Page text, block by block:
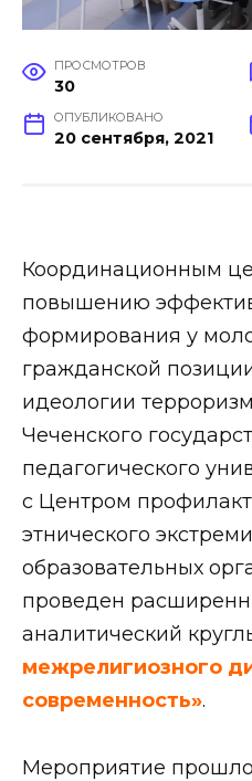
ПРОСМОТРОВ
30
ОПУБЛИКОВАНО
20 сентября, 2021
Координационным
повышению
формирования у
гражданской
идеологии
Чеченского
педагогического
с Центром
этнического
образовательных
проведен
аналитический
межрелигиозного
современность».
Мероприятие